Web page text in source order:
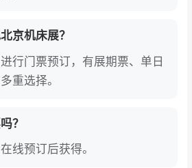
刷身份证验证入场或出示电
入场。
机床展览会的展商名录、参
:昆山台功精密机械有限公
司、苏州哈勒智能装备有限
有限公司等。2027年展会预
京机床展？
行门票预订，有展期票、单日
重选择。
？
线预订后获得。